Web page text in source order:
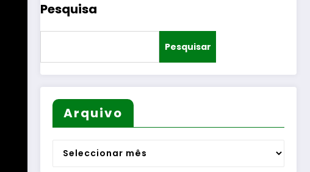
Pesquisa
Pesquisar
Arquivo
Arquivo